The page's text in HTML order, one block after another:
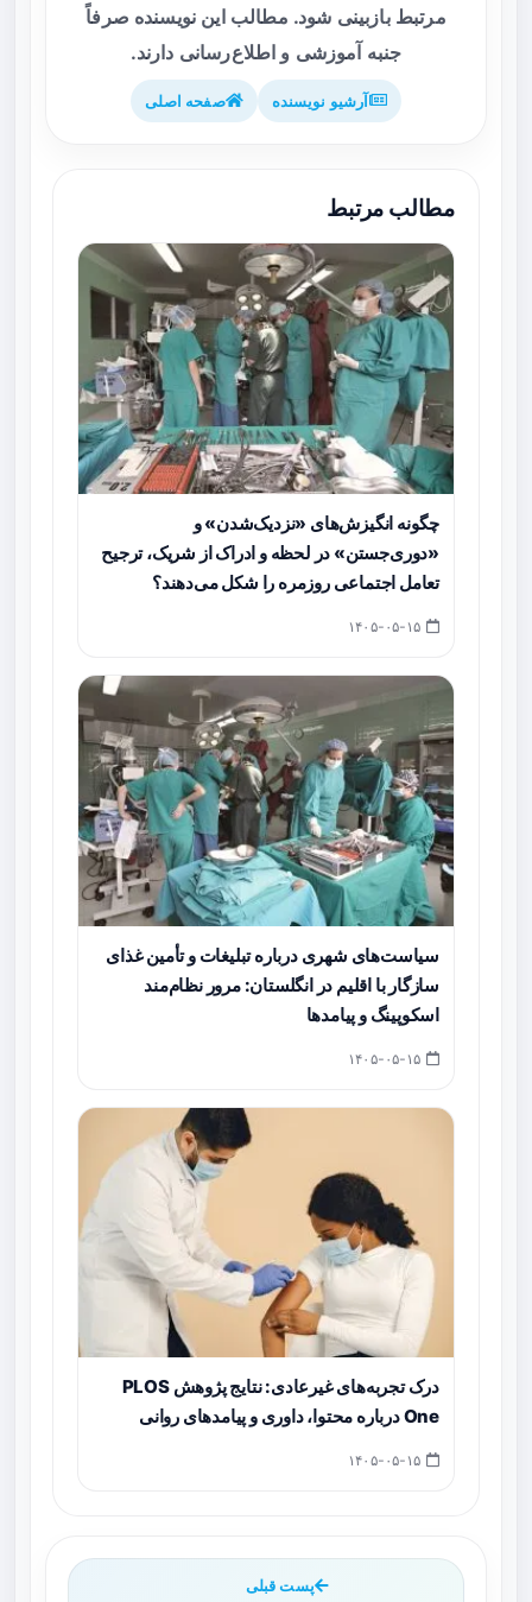
مرتبط بازبینی شود. مطالب این نویسنده صرفاً
جنبه آموزشی و اطلاع‌رسانی دارند.
آرشیو نویسنده صفحه اصلی
مطالب مرتبط
چگونه انگیزش‌های «نزدیک‌شدن» و
«دوری‌جستن» در لحظه و ادراک از شریک، ترجیح
تعامل اجتماعی روزمره را شکل می‌دهند؟
سیاست‌های شهری درباره تبلیغات و تأمین غذای
سازگار با اقلیم در انگلستان: مرور نظام‌مند
اسکوپینگ و پیامدها
درک تجربه‌های غیرعادی: نتایج پژوهش PLOS
One درباره محتوا، داوری و پیامدهای روانی
پست قبلی